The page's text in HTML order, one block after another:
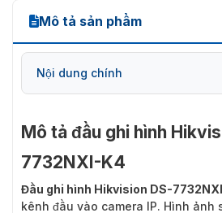
Mô tả sản phẩm
Nội dung chính
Mô tả đầu ghi hình
7732NXI-K4
Đầu ghi hình Hikvision DS-
kênh đầu vào camera IP. Hình ảnh